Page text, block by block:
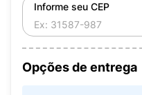
Informe seu CEP
Opções de entrega